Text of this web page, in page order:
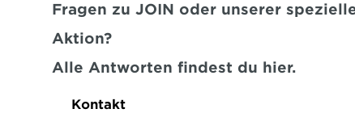
Fragen zu JOIN oder unserer
Aktion?
Alle Antworten findest du hier.
Kontakt